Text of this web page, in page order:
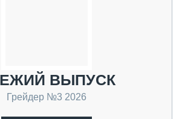
ВЫПУСК
Грейдер №3 2026